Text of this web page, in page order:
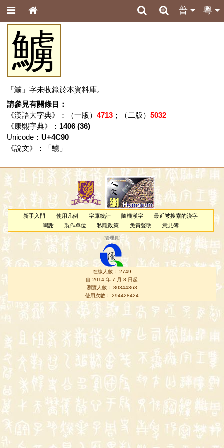
粵
普
䲐
「䲐」字未收錄於本資料庫。
請參見有關條目：
《漢語大字典》：（一版） 4713；（二版） 5032
《康熙字典》： 1406 (36)
Unicode： U+4C90
《說文》：「 䲐 」
新手入門 使用凡例 字庫統計 隨機漢字
最近被搜索的漢字
鳴謝
製作單位 私隱政策 免責聲明 意見簿
（管理員 ）
在線人數： 2749
自 2014 年 7 月 8 日起
瀏覽人數： 80344363
使用次數： 294428424